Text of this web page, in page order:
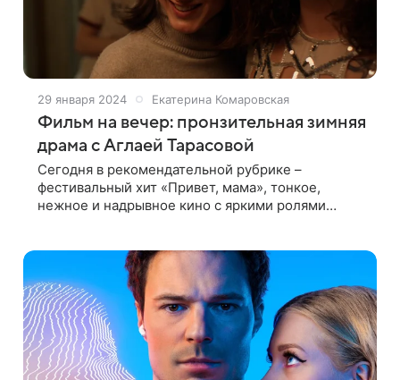
29 января 2024 Екатерина Комаровская
Фильм на вечер: пронзительная зимняя
драма с Аглаей Тарасовой
Сегодня в рекомендательной рубрике –
фестивальный хит «Привет, мама», тонкое,
нежное и надрывное кино с яркими ролями